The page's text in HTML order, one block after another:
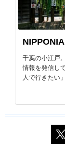
千葉の小江戸
情報を発信し
人で行きたい